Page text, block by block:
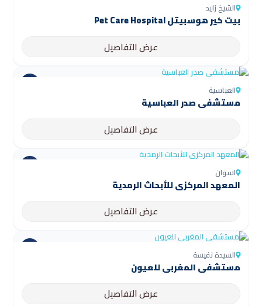
الشيخ زايد
بيت كير هوسبيتل Pet Care Hospital
عرض التفاصيل
العباسية
مستشفى صدر العباسية
عرض التفاصيل
اسوان
المعهد المركزي للأبحاث الرمدية
عرض التفاصيل
السيدة نفيسة
مستشفى المغربي للعيون
عرض التفاصيل